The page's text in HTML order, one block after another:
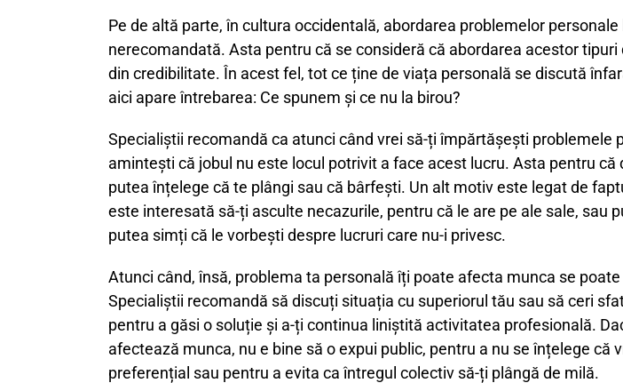
Pe de altă parte, în cultura occidentală, abordarea problemelor personale
nerecomandată. Asta pentru că se consideră că abordarea acestor
din credibilitate. În acest fel, tot ce ține de viața personală se discută
aici apare întrebarea: Ce spunem și ce nu la birou?
Specialiștii recomandă ca atunci când vrei să-ți împărtășești problemele
amintești că jobul nu este locul potrivit a face acest lucru. Asta pentru că
putea înțelege că te plângi sau că bârfești. Un alt motiv este legat de
este interesată să-ți asculte necazurile, pentru că le are pe ale sale, sau
putea simți că le vorbești despre lucruri care nu-i privesc.
Atunci când, însă, problema ta personală îți poate afecta munca se
Specialiștii recomandă să discuți situația cu superiorul tău sau să ceri
pentru a găsi o soluție și a-ți continua liniștită activitatea profesională.
afectează munca, nu e bine să o expui public, pentru a nu se înțelege că
preferențial sau pentru a evita ca întregul colectiv să-ți plângă de milă.